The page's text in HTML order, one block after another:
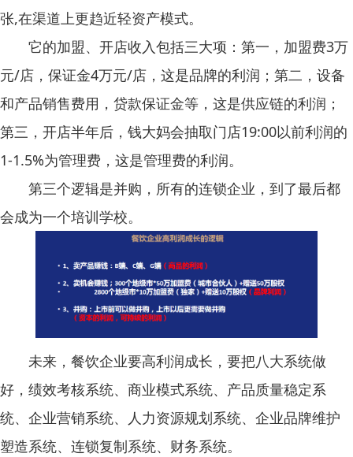
张,在渠道上更趋近轻资产模式。
它的加盟、开店收入包括三大项：第一，加盟费3万
元/店，保证金4万元/店，这是品牌的利润；第二，设备
和产品销售费用，贷款保证金等，这是供应链的利润；
第三，开店半年后，钱大妈会抽取门店19:00以前利润的
1-1.5%为管理费，这是管理费的利润。
第三个逻辑是并购，所有的连锁企业，到了最后都
会成为一个培训学校。
未来，餐饮企业要高利润成长，要把八大系统做
好，绩效考核系统、商业模式系统、产品质量稳定系
统、企业营销系统、人力资源规划系统、企业品牌维护
塑造系统、连锁复制系统、财务系统。